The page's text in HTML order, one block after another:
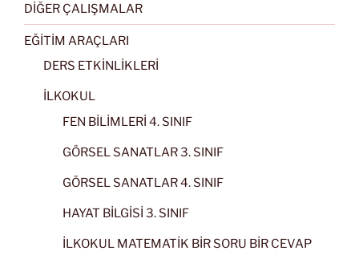
DİĞER ÇALIŞMALAR
EĞİTİM ARAÇLARI
DERS ETKİNLİKLERİ
İLKOKUL
FEN BİLİMLERİ 4. SINIF
GÖRSEL SANATLAR 3. SINIF
GÖRSEL SANATLAR 4. SINIF
HAYAT BİLGİSİ 3. SINIF
İLKOKUL MATEMATİK BİR SORU BİR CEVAP